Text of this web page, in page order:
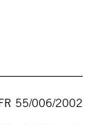
55/006/2002